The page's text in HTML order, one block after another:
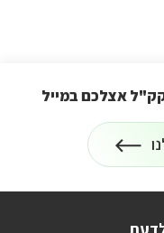
קק"ל אצלכם במייל